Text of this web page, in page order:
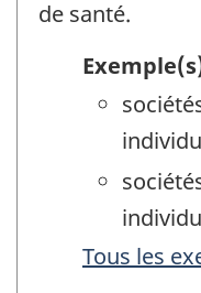
de santé.
Tous les